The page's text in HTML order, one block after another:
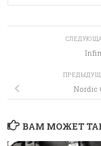
Nordic
ВАМ МОЖЕТ